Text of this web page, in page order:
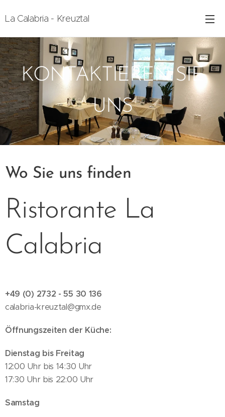
La Calabria - Kreuztal
KONTAKTIEREN SIE
UNS
Wo Sie uns finden
Ristorante La
Calabria
+49 (0) 2732 - 55 30 136
calabria-kreuztal@gmx.de
Öffnungszeiten der Küche:
Dienstag bis Freitag
12:00 Uhr bis 14:30 Uhr
17:30 Uhr bis 22:00 Uhr
Samstag